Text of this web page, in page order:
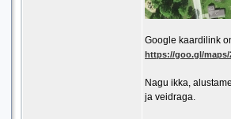
Google kaardilink
https://goo.gl/maps/
Nagu ikka,
ja veidraga.